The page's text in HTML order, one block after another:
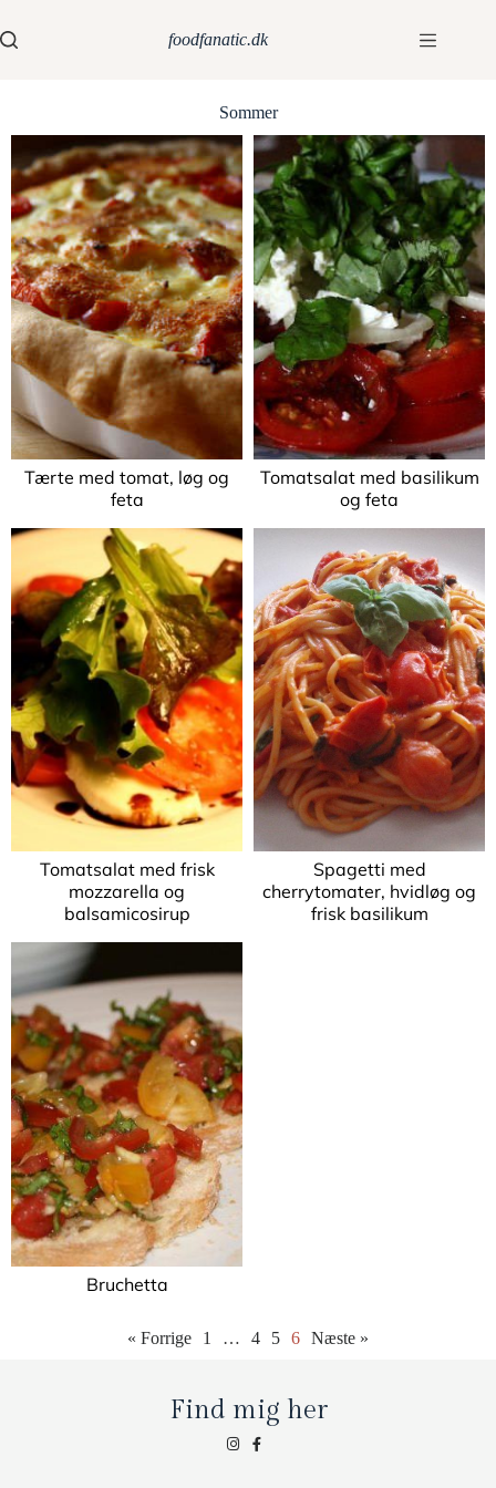
foodfanatic.dk
Sommer
Tærte med tomat, løg og
feta
Tomatsalat med basilikum
og feta
Tomatsalat med frisk
mozzarella og
balsamicosirup
Spagetti med
cherrytomater, hvidløg og
frisk basilikum
Bruchetta
« Forrige 1 … 4 5 6 Næste »
Find mig her